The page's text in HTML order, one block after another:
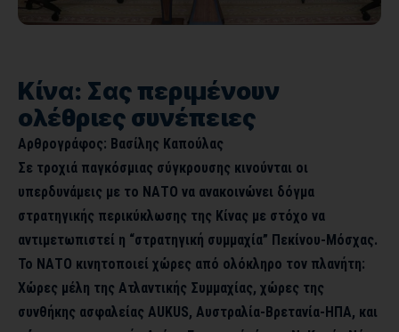
Κίνα: Σας περιμένουν
ολέθριες συνέπειες
Αρθρογράφος: Βασίλης Καπούλας
Σε τροχιά παγκόσμιας σύγκρουσης κινούνται οι
υπερδυνάμεις με το ΝΑΤΟ να ανακοινώνει δόγμα
στρατηγικής περικύκλωσης της Κίνας με στόχο να
αντιμετωπιστεί η “στρατηγική συμμαχία” Πεκίνου-Μόσχας.
Το ΝΑΤΟ κινητοποιεί χώρες από ολόκληρο τον πλανήτη:
Χώρες μέλη της Ατλαντικής Συμμαχίας, χώρες της
συνθήκης ασφαλείας AUKUS, Αυστραλία-Βρετανία-ΗΠΑ, και